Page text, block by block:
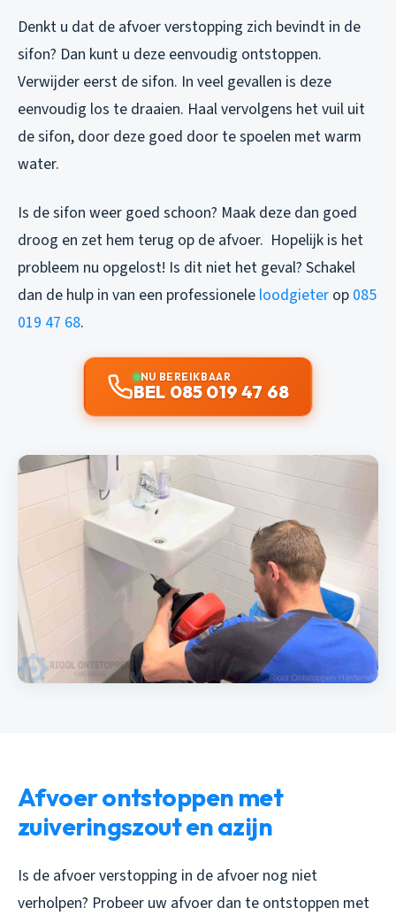
Denkt u dat de afvoer verstopping zich bevindt in de
sifon? Dan kunt u deze eenvoudig ontstoppen.
Verwijder eerst de sifon. In veel gevallen is deze
eenvoudig los te draaien. Haal vervolgens het vuil uit
de sifon, door deze goed door te spoelen met warm
water.
Is de sifon weer goed schoon? Maak deze dan goed
droog en zet hem terug op de afvoer. Hopelijk is het
probleem nu opgelost! Is dit niet het geval? Schakel
dan de hulp in van een professionele loodgieter op 085
019 47 68.
NU BEREIKBAAR
BEL 085 019 47 68
Afvoer ontstoppen met
zuiveringszout en azijn
Is de afvoer verstopping in de afvoer nog niet
verholpen? Probeer uw afvoer dan te ontstoppen met